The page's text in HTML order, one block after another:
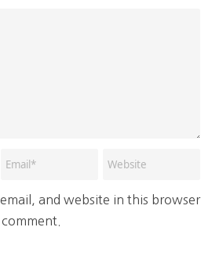
email, and website in this browser